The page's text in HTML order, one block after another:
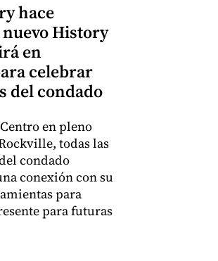
hace
History
en
celebrar
del condado
en pleno
todas las
condado
conexión con su
para
para futuras